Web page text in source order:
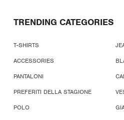
TRENDING CATEGORIES
T-SHIRTS
ACCESSORIES
PANTALONI
PREFERITI DELLA STAGIONE
POLO